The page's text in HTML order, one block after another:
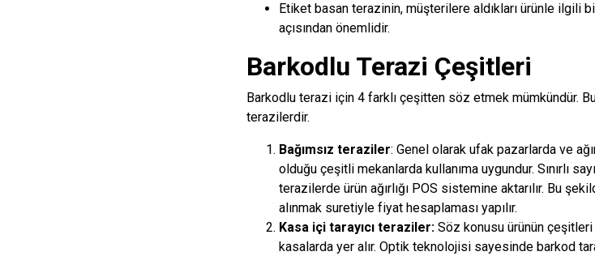
Etiket basan terazinin, müşterilere aldıkları ürünle ilgili
açısından önemlidir.
Barkodlu Terazi Çeşitleri
Barkodlu terazi için 4 farklı çeşitten söz etmek mümkündür.
terazilerdir.
Bağımsız teraziler: Genel olarak ufak pazarlarda ve
olduğu çeşitli mekanlarda kullanıma uygundur. Sınırlı
terazilerde ürün ağırlığı POS sistemine aktarılır. Bu
alınmak suretiyle fiyat hesaplaması yapılır.
Kasa içi tarayıcı teraziler: Söz konusu ürünün çeşitleri
kasalarda yer alır. Optik teknolojisi sayesinde barkod